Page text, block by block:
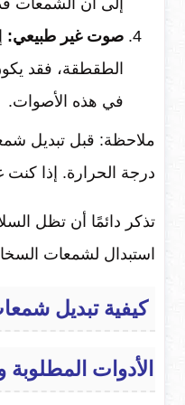
صوت غير طبيعي:
الطقطقة، فقد
في هذه الأصوات.
ملاحظة: قبل تبديل
درجة الحرارة. إذا
تذكر دائمًا أن تظل
استبدال لشمعات
كيفية تبديل
الأدوات